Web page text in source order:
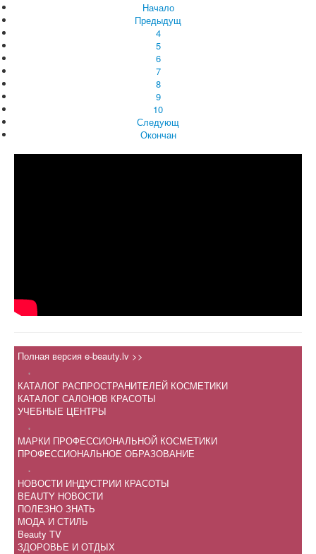
Начало
Предыдущ
4
5
6
7
8
9
10
Следующ
Окончан
Полная версия e-beauty.lv >>
.
КАТАЛОГ РАСПРОСТРАНИТЕЛЕЙ КОСМЕТИКИ
КАТАЛОГ САЛОНОВ КРАСОТЫ
УЧЕБНЫЕ ЦЕНТРЫ
.
МАРКИ ПРОФЕССИОНАЛЬНОЙ КОСМЕТИКИ
ПРОФЕССИОНАЛЬНОЕ ОБРАЗОВАНИЕ
.
НОВОСТИ ИНДУСТРИИ КРАСОТЫ
BEAUTY НОВОСТИ
ПОЛЕЗНО ЗНАТЬ
МОДА И СТИЛЬ
Beauty TV
ЗДОРОВЬЕ И ОТДЫХ